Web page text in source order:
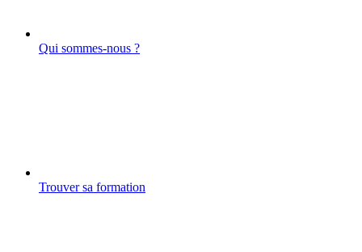
Qui sommes-nous ?
Trouver sa formation